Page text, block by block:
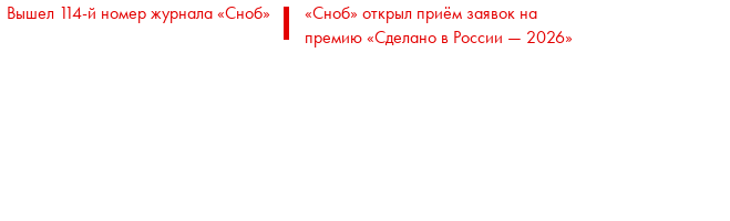
Вышел 114-й номер журнала «Сноб»
«Сноб» открыл приём заявок на
премию «Сделано в России — 2026»